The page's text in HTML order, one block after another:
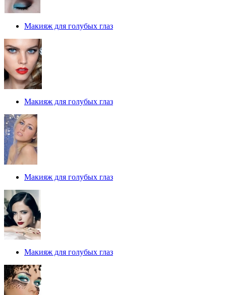
Макияж для голубых глаз
Макияж для голубых глаз
Макияж для голубых глаз
Макияж для голубых глаз